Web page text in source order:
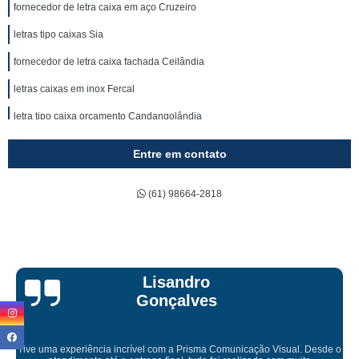
fornecedor de letra caixa em aço Cruzeiro
letras tipo caixas Sia
fornecedor de letra caixa fachada Ceilândia
letras caixas em inox Fercal
letra tipo caixa orçamento Candangolândia
preço de letra caixa fachada Brasília
preço de letra caixa com led Taguatinga Sul
fornecedor de letra caixa acrílico Plano Piloto
preço de letra caixa acrílico Candangolândia
letra caixa iluminada orçamento Cruzeiro Velho
Entre em contato
(61) 98664-2818
Bruna Eduarda